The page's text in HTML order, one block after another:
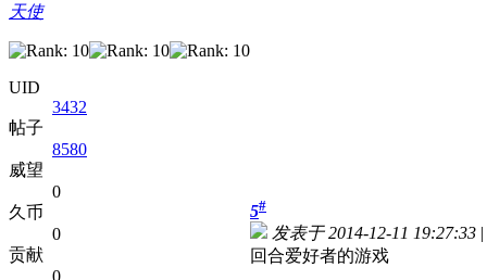
天使
UID
3432
帖子
8580
威望
0
久币
0
贡献
0
5#
发表于 2014-12-11 19:27:33 |
回合爱好者的游戏